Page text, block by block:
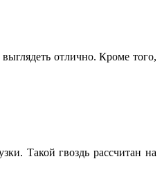
отлично. Кроме того,
Такой гвоздь рассчитан на